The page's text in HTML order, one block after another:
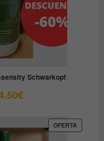
Schwarkopf
€Rango
9.60€
OFERTA
EN